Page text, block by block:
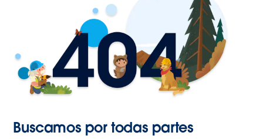
Buscamos por todas partes